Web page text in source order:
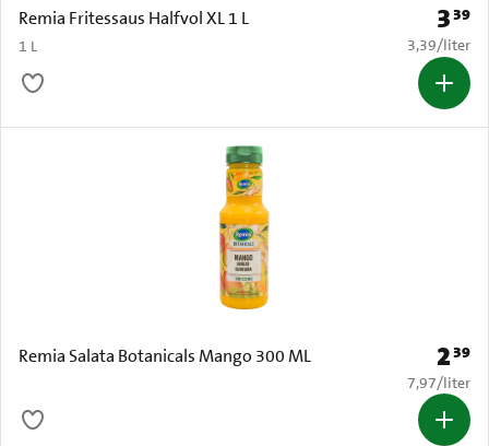
Remia Fritessaus Halfvol XL 1 L
1 L
Prijs:
339
€ 3,39 per
3,39/liter
Remia Salata Botanicals Mango 300 ML Prijs:
239
€ 7,97 per
7,97/liter